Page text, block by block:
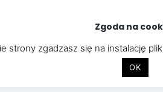
Zgoda na
strony zgadzasz się na instalację
OK